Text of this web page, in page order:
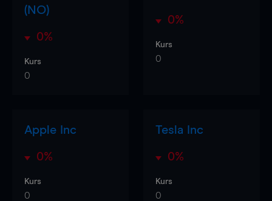
(NO)
0%
Kurs
0
0%
Kurs
0
Apple Inc
0%
Kurs
0
Tesla Inc
0%
Kurs
0